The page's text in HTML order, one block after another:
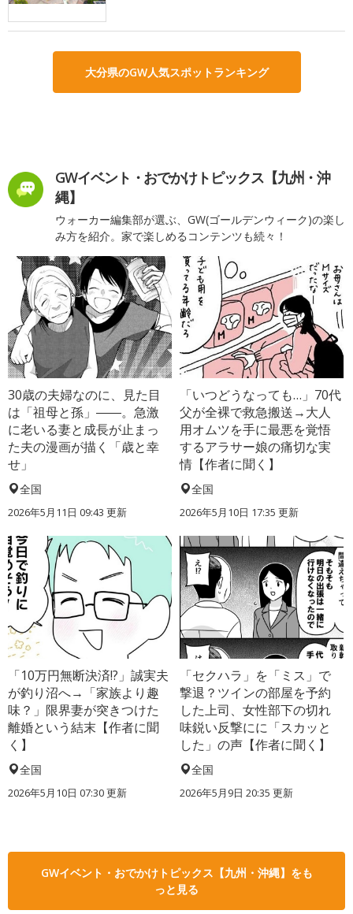
大分県のGW人気スポットランキング
GWイベント・おでかけトピックス【九州・沖
縄】
ウォーカー編集部が選ぶ、GW(ゴールデンウィーク)の楽し
み方を紹介。家で楽しめるコンテンツも続々！
30歳の夫婦なのに、見た目
は「祖母と孫」――。急激
に老いる妻と成長が止まっ
た夫の漫画が描く「歳と幸
せ」
全国
2026年5月11日 09:43 更新
「いつどうなっても…」70代
父が全裸で救急搬送→大人
用オムツを手に最悪を覚悟
するアラサー娘の痛切な実
情【作者に聞く】
全国
2026年5月10日 17:35 更新
「10万円無断決済!?」誠実夫
が釣り沼へ→「家族より趣
味？」限界妻が突きつけた
離婚という結末【作者に聞
く】
全国
2026年5月10日 07:30 更新
「セクハラ」を「ミス」で
撃退？ツインの部屋を予約
した上司、女性部下の切れ
味鋭い反撃にに「スカッと
した」の声【作者に聞く】
全国
2026年5月9日 20:35 更新
GWイベント・おでかけトピックス【九州・沖縄】をも
っと見る